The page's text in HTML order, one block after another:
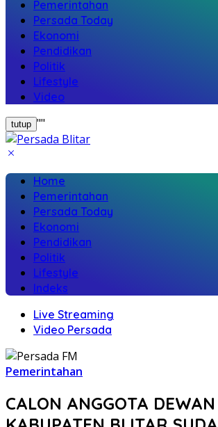
Pemerintahan
Persada Today
Ekonomi
Pendidikan
Politik
Lifestyle
Video
tutup ""
Home
Pemerintahan
Persada Today
Ekonomi
Pendidikan
Politik
Lifestyle
Indeks
Live Streaming
Video Persada
Pemerintahan
CALON ANGGOTA DEWAN